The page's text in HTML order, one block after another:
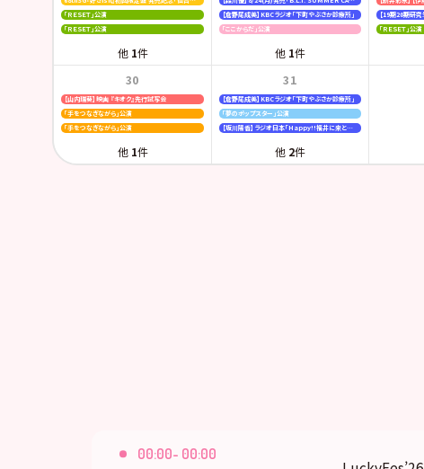
「ＲＥＳＥＴ」公演
「ＲＥＳＥＴ」公演
他 1件
【倉野尾成美】KBCラジオ「下町やぶさか診療所」
「ここからだ」公演
他 1件
「ＲＥＳＥＴ」公演
【山内瑞葵】映画 『キオク』先行試写会
「手をつなぎながら」公演
「手をつなぎながら」公演
他 1件
30
【倉野尾成美】KBCラジオ「下町やぶさか診療所」
「夢のポップスター」公演
【坂川陽香】ラジオ日本「Happy!!福井に来とっけの～」
他 2件
31
00:00- 00:00